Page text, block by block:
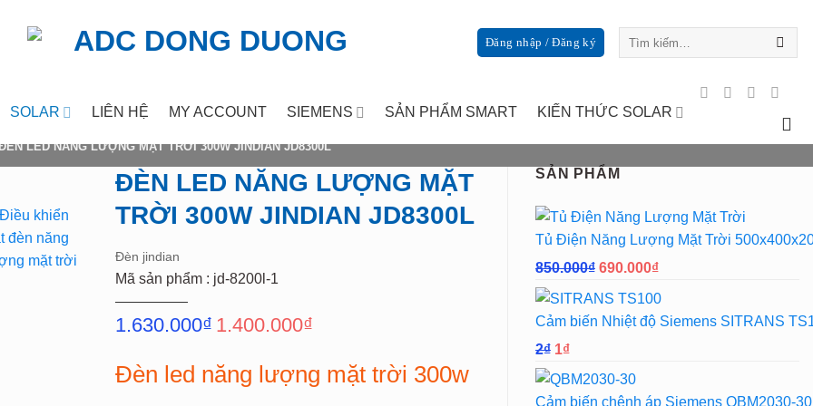
Đăng nhập / Đăng ký
SOLAR LIÊN HỆ MY ACCOUNT SIEMENS SẢN PHẨM SMART KIẾN THỨC SOLAR
LED NĂNG LƯỢNG MẶT TRỜI 300W JINDIAN JD8300L
to wishlist
ĐÈN LED NĂNG LƯỢNG MẶT
TRỜI 300W JINDIAN JD8300L
Đèn jindian
Mã sản phẩm : jd-8200l-1
1.630.000₫ Giá
là:
1.630.000₫.
1.400.000₫
là:
Đèn led năng lượng mặt trời 300w
SẢN PHẨM
Tủ Điện Năng Lượng Mặt Trời
850.000₫ Giá
gốc
là:
690.000₫Giá
hiện
tại
Cảm biến Nhiệt độ Siemens SITRANS
2₫ Giá
gốc
1₫Giá
hiện
tại
Cảm biến chênh áp Siemens QBM2030-30